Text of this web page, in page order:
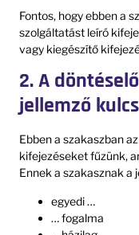
Fontos, hogy ebben a
szolgáltatást leíró
vagy kiegészítő
2. A
jellemző
Ebben a szakaszban
kifejezéseket fűzünk,
Ennek a szakasznak a
egyedi …
… fogalma